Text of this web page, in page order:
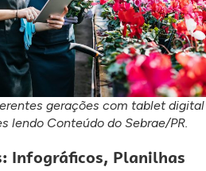
gerações com tablet digital
lendo Conteúdo do Sebrae/PR.
Infográficos, Planilhas